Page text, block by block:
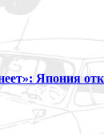
Япония